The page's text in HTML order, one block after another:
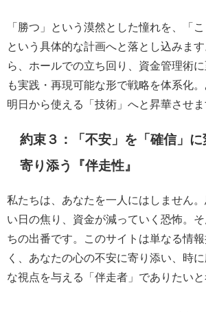
「勝つ」という漠然とした憧れを、「
という具体的な計画へと落とし込みま
ら、ホールでの立ち回り、資金管理術
も実践・再現可能な形で戦略を体系化。
明日から使える「技術」へと昇華させま
約束３：「不安」を「確信」に
寄り添う『伴走性』
私たちは、あなたを一人にはしません
い日の焦り、資金が減っていく恐怖。
ちの出番です。このサイトは単なる情
く、あなたの心の不安に寄り添い、時
な視点を与える「伴走者」でありたいと